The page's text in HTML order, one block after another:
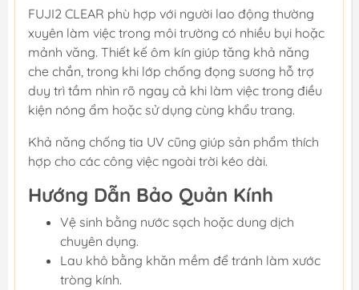
FUJI2 CLEAR phù hợp với người lao động thường
xuyên làm việc trong môi trường có nhiều bụi hoặc
mảnh văng. Thiết kế ôm kín giúp tăng khả năng
che chắn, trong khi lớp chống đọng sương hỗ trợ
duy trì tầm nhìn rõ ngay cả khi làm việc trong điều
kiện nóng ẩm hoặc sử dụng cùng khẩu trang.
Khả năng chống tia UV cũng giúp sản phẩm thích
hợp cho các công việc ngoài trời kéo dài.
Hướng Dẫn Bảo Quản Kính
Vệ sinh bằng nước sạch hoặc dung dịch
chuyên dụng.
Lau khô bằng khăn mềm để tránh làm xước
tròng kính.